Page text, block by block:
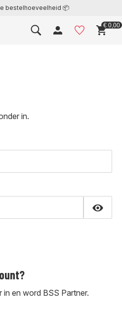
bestelhoeveelheid 📦
€ 0,00
in.
en word BSS Partner.